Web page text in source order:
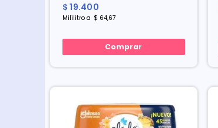
$ 19.400
Mililitroa $ 64,67
Comprar